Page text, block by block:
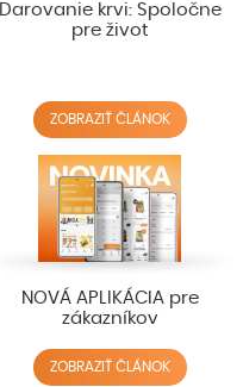
Darovanie krvi: Spoločne
pre život
ZOBRAZIŤ ČLÁNOK
NOVÁ APLIKÁCIA pre
zákazníkov
ZOBRAZIŤ ČLÁNOK